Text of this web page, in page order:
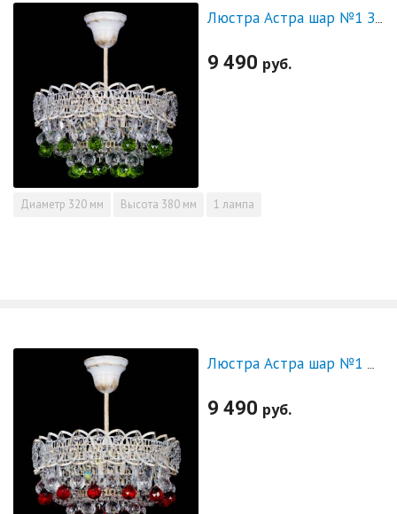
9 490 руб.
Диаметр 320 мм Высота 380 мм 1 лампа
Люстра Астра шар №1 Красная белая
9 490 руб.